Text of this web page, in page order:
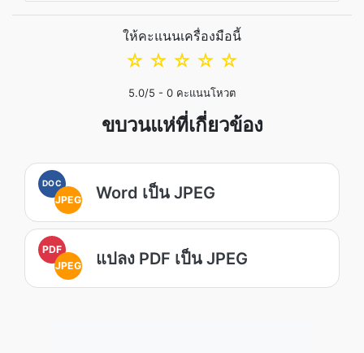
ให้คะแนนเครื่องมือนี้
☆
☆
☆
☆
☆
5.0/5 - 0 คะแนนโหวต
ขบวนแห่ที่เกี่ยวข้อง
DOC
JPEG Word เป็น JPEG
PDF
JPEG
แปลง PDF เป็น JPEG